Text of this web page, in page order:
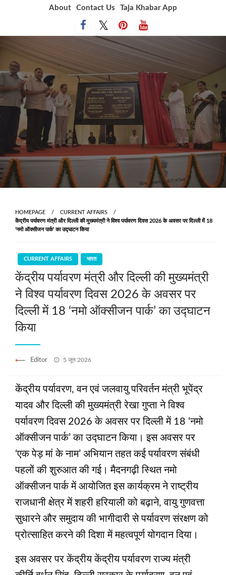
About Contact Us Taja Khabar App
HOMEPAGE
CURRENT AFFAIRS
केंद्रीय पर्यावरण मंत्री और दिल्ली की मुख्यमंत्री ने विश्व पर्यावरण दिवस 2026 के अवसर पर दिल्ली में 18
‘नमो ऑक्सीजन पार्क’ का उद्घाटन किया
CURRENT AFFAIRS भारत
केंद्रीय पर्यावरण मंत्री और दिल्ली की मुख्यमंत्री
ने विश्व पर्यावरण दिवस 2026 के अवसर पर
दिल्ली में 18 ‘नमो ऑक्सीजन पार्क’ का उद्घाटन
किया
Editor
Posted
5 जून 2026
केंद्रीय पर्यावरण, वन एवं जलवायु परिवर्तन मंत्री भूपेंद्र
यादव और दिल्ली की मुख्यमंत्री रेखा गुप्ता ने विश्व
पर्यावरण दिवस 2026 के अवसर पर दिल्ली में 18 ‘नमो
ऑक्सीजन पार्क’ का उद्घाटन किया। इस अवसर पर
‘एक पेड़ मां के नाम’ अभियान तहत कई पर्यावरण संबंधी
पहलों की शुरुआत की गई। मैदनगढ़ी स्थित नमो
ऑक्सीजन पार्क में आयोजित इस कार्यक्रम ने राष्ट्रीय
राजधानी क्षेत्र में शहरी हरियाली को बढ़ाने, वायु गुणवत्ता
सुधारने और समुदाय की भागीदारी से पर्यावरण संरक्षण को
प्रोत्साहित करने की दिशा में महत्वपूर्ण योगदान दिया।
इस अवसर पर केंद्रीय केंद्रीय पर्यावरण राज्य मंत्री